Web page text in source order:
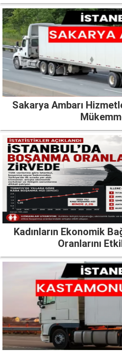
Sakarya Ambarı
Kadınların Ekonomik
Oranlarını